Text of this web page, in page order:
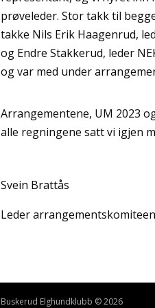
prøveleder. Stor takk til
takke Nils Erik Haagenrud,
og Endre Stakkerud, leder
og var med under
Arrangementene, UM 2023
alle regningene satt vi igjen
Svein Brattås
Leder arrangementskomiteen
Buskerud Elghundklubb © 2026